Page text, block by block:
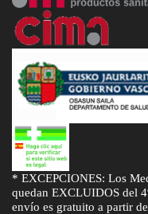
* EXCEPCIONES: Los
quedan EXCLUIDOS del
envío es gratuito a partir